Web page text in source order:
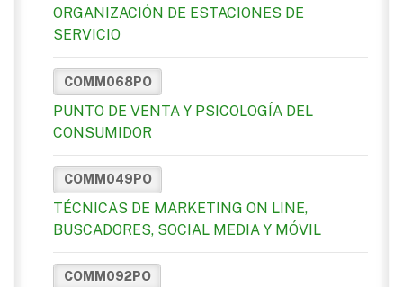
ORGANIZACIÓN DE ESTACIONES DE
SERVICIO
COMM068PO
PUNTO DE VENTA Y PSICOLOGÍA DEL
CONSUMIDOR
COMM049PO
TÉCNICAS DE MARKETING ON LINE,
BUSCADORES, SOCIAL MEDIA Y MÓVIL
COMM092PO